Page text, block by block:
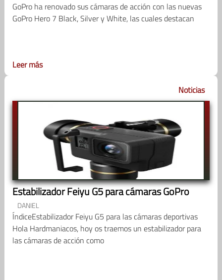
GoPro ha renovado sus cámaras de acción con las nuevas
GoPro Hero 7 Black, Silver y White, las cuales destacan
Leer más
Noticias
Estabilizador Feiyu G5 para cámaras GoPro
DANIEL
ÍndiceEstabilizador Feiyu G5 para las cámaras deportivas
Hola Hardmaniacos, hoy os traemos un estabilizador para
las cámaras de acción como